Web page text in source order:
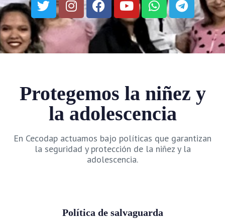
Protegemos la niñez y
la adolescencia
En Cecodap actuamos bajo políticas que garantizan
la seguridad y protección de la niñez y la
adolescencia.
Política de salvaguarda